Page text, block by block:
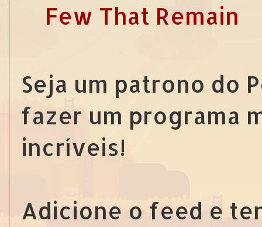
Few That Remain
Seja um patrono do
fazer um programa
incríveis!
Adicione o feed e